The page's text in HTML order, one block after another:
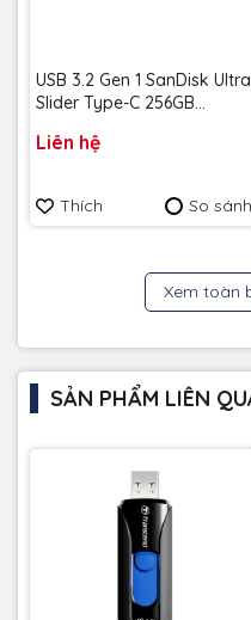
USB 3.2 Gen 1 SanDisk Ultra
Slider Type-C 256GB
G46 - Bảo hành 5 năm
Liên hệ
Thích So sánh
Xem toàn
SẢN PHẨM LIÊN